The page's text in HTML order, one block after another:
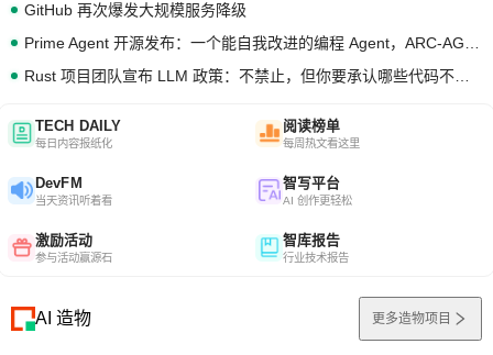
GitHub 再次爆发大规模服务降级
TECH DAILY
每日内容报纸化
阅读榜单
每周热文看这里
DevFM
当天资讯听着看
智写平台
AI 创作更轻松
激励活动
参与活动赢源石
智库报告
行业技术报告
AI 造物 更多造物项目